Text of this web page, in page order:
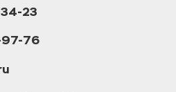
23
76